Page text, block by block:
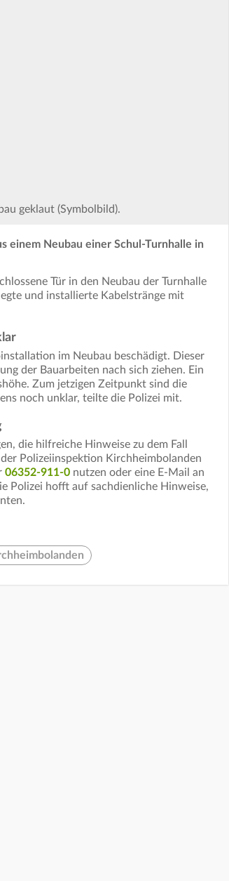
geklaut (Symbolbild).
einem Neubau einer Schul-Turnhalle in
Tür in den Neubau der Turnhalle
und installierte Kabelstränge mit
im Neubau beschädigt. Dieser
der Bauarbeiten nach sich ziehen. Ein
Zum jetzigen Zeitpunkt sind die
noch unklar, teilte die Polizei mit.
die hilfreiche Hinweise zu dem Fall
Polizeiinspektion Kirchheimbolanden
06352-911-0 nutzen oder eine E-Mail an
Polizei hofft auf sachdienliche Hinweise,